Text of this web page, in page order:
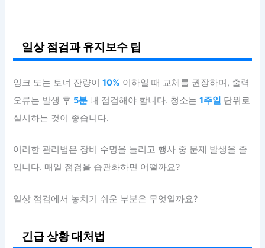
일상 점검과 유지보수 팁
잉크 또는 토너 잔량이10% 이하일 때 교체를 권장하며, 출력
오류는 발생 후 5분 내 점검해야 합니다. 청소는1주일 단위로
실시하는 것이 좋습니다.
이러한 관리법은 장비 수명을 늘리고 행사 중 문제 발생을 줄
입니다. 매일 점검을 습관화하면 어떨까요?
일상 점검에서 놓치기 쉬운 부분은 무엇일까요?
긴급 상황 대처법